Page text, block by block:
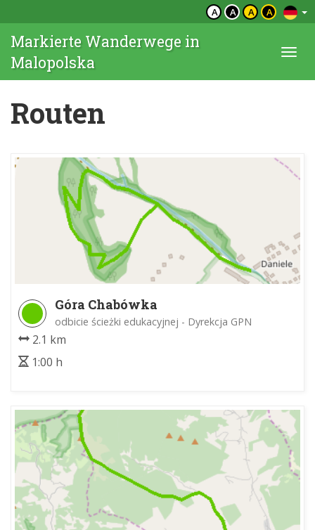
A A A A
Markierte Wanderwege in
Malopolska
Routen
Góra Chabówka
odbicie ścieżki edukacyjnej - Dyrekcja GPN
2.1 km
1:00 h